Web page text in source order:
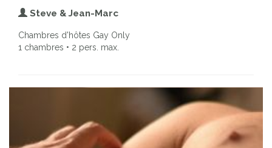
Steve & Jean-Marc
Chambres d'hôtes Gay Only
1 chambres • 2 pers. max.